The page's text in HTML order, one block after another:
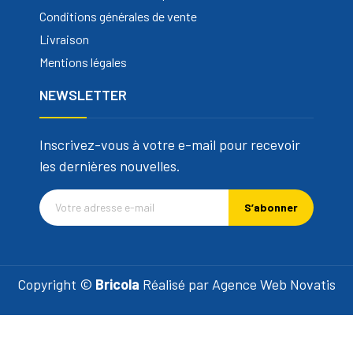
Conditions générales de vente
Livraison
Mentions légales
NEWSLETTER
Inscrivez-vous à votre e-mail pour recevoir
les dernières nouvelles.
S’abonner
Copyright © Bricola Réalisé par Agence Web Novatis